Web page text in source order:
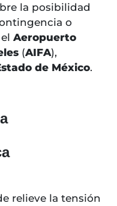
la posibilidad
o
Aeropuerto
(AIFA),
de México.
relieve la tensión